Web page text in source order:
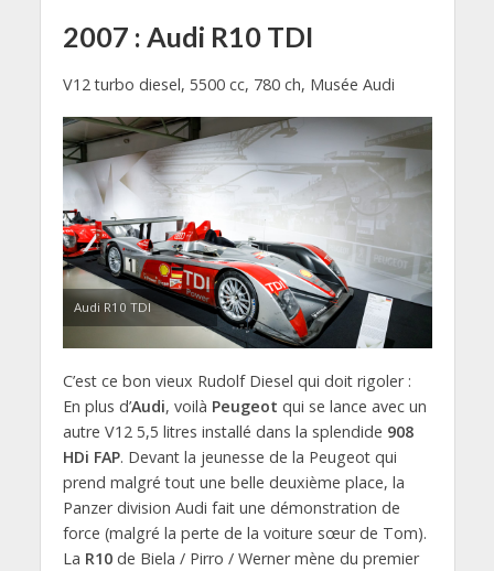
2007 : Audi R10 TDI
V12 turbo diesel, 5500 cc, 780 ch, Musée Audi
Audi R10 TDI
C’est ce bon vieux Rudolf Diesel qui doit rigoler :
En plus d’Audi, voilà Peugeot qui se lance avec un
autre V12 5,5 litres installé dans la splendide 908
HDi FAP. Devant la jeunesse de la Peugeot qui
prend malgré tout une belle deuxième place, la
Panzer division Audi fait une démonstration de
force (malgré la perte de la voiture sœur de Tom).
La R10de Biela / Pirro / Werner mène du premier